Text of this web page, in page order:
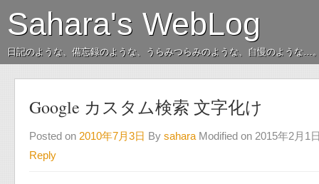
Sahara's WebLog
日記のような、備忘録のような、うらみつらみのような、自慢のような…
Google カスタム検索 文字化け
Posted on 2010年7月3日 By sahara Modified on 2015年2月1
Reply